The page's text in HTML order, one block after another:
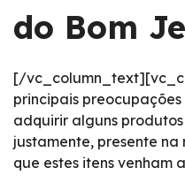
do Bom
[/
principais
adquirir alguns
justamente, presente
que estes itens venham